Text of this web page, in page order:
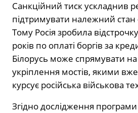
Санкційний тиск ускладнив
підтримувати належний стан
Тому Росія зробила
років по оплаті боргів за
Білорусь може спрямувати на
укріплення мостів, якими вже
курсує російська військова
Згідно дослідження